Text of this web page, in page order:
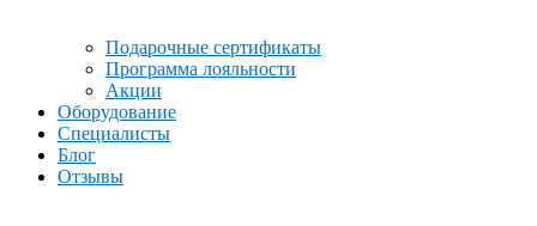
Подарочные сертификаты
Программа лояльности
Акции
Оборудование
Cпециалисты
Блог
Отзывы